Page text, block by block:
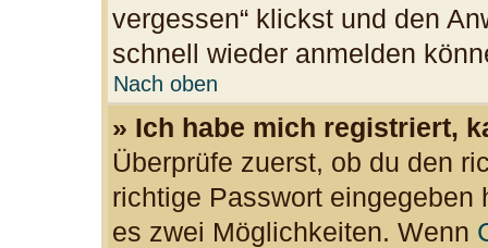
vergessen“ klickst und den
schnell wieder anmelden
Nach oben
» Ich habe mich registriert,
Überprüfe zuerst, ob du den
richtige Passwort
es zwei Möglichkeiten. Wenn